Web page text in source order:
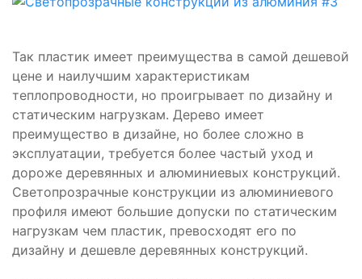
Так пластик имеет преимущества в самой дешевой
цене и наилучшим характеристикам
теплопроводности, но проигрывает по дизайну и
статическим нагрузкам. Дерево имеет
преимущество в дизайне, но более сложно в
эксплуатации, требуется более частый уход и
дороже деревянных и алюминиевых конструкций.
Светопрозрачные конструкции из алюминиевого
профиля имеют большие допуски по статическим
нагрузкам чем пластик, превосходят его по
дизайну и дешевле деревянных конструкций.